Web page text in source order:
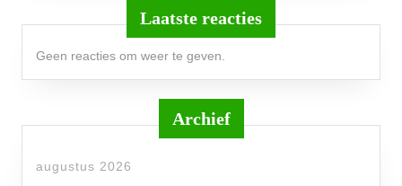
Laatste reacties
Geen reacties om weer te geven.
Archief
augustus 2026